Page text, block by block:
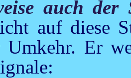
auch
auf diese
Umkehr. Er